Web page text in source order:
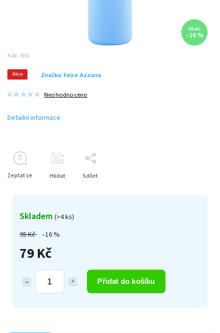
95 Kč
–16 %
Kód: 500
Akce
Neohodnoceno
Značka: Felce Azzurra
95 Kč –16 %
79 Kč
Přidat do košíku
Skladem (>4 ks)
Detailní informace
Zeptat se Hlídat Sdílet